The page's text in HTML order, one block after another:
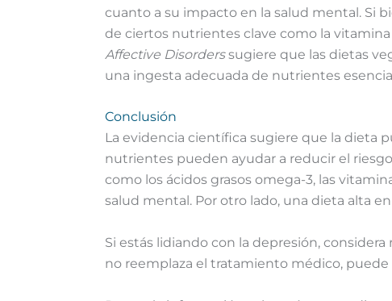
cuanto a su impacto en la salud mental. Si
de ciertos nutrientes clave como la vitamina
Affective Disorderssugiere que las dietas
una ingesta adecuada de nutrientes
Conclusión
La evidencia científica sugiere que la dieta
nutrientes pueden ayudar a reducir el
como los ácidos grasos omega-3, las
salud mental. Por otro lado, una dieta alta
Si estás lidiando con la depresión,
no reemplaza el tratamiento médico,